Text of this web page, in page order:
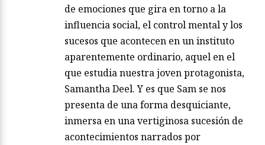
de emociones que gira en torno a la
influencia social, el control mental y los
sucesos que acontecen en un instituto
aparentemente ordinario, aquel en el
que estudia nuestra joven protagonista,
Samantha Deel. Y es que Sam se nos
presenta de una forma desquiciante,
inmersa en una vertiginosa sucesión de
acontecimientos narrados por